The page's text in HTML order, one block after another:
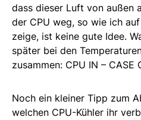
dass dieser Luft von außen
der CPU weg, so wie ich
zeige, ist keine gute Idee.
später bei den
zusammen: CPU IN – CASE
Noch ein kleiner Tipp zum
welchen CPU-Kühler ihr